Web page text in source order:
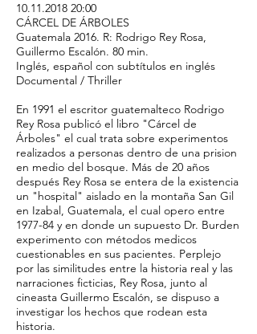
10.11.2018 20:00
CÁRCEL DE ÁRBOLES
Guatemala 2016. R: Rodrigo Rey Rosa,
Guillermo Escalón. 80 min.
Inglés, español con subtítulos en inglés
Documental / Thriller
En 1991 el escritor guatemalteco Rodrigo
Rey Rosa publicó el libro "Cárcel de
Árboles" el cual trata sobre experimentos
realizados a personas dentro de una prision
en medio del bosque. Más de 20 años
después Rey Rosa se entera de la existencia
un "hospital" aislado en la montaña San Gil
en Izabal, Guatemala, el cual opero entre
1977-84 y en donde un supuesto Dr. Burden
experimento con métodos medicos
cuestionables en sus pacientes. Perplejo
por las similitudes entre la historia real y las
narraciones ficticias, Rey Rosa, junto al
cineasta Guillermo Escalón, se dispuso a
investigar los hechos que rodean esta
historia.